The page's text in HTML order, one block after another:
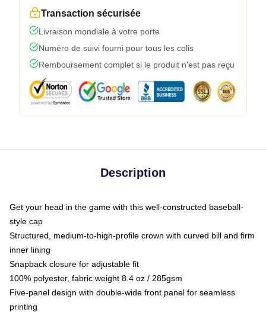
Transaction sécurisée
Livraison mondiale à votre porte
Numéro de suivi fourni pour tous les colis
Remboursement complet si le produit n'est pas reçu
Description
Get your head in the game with this well-constructed baseball-
style cap
Structured, medium-to-high-profile crown with curved bill and firm
inner lining
Snapback closure for adjustable fit
100% polyester, fabric weight 8.4 oz / 285gsm
Five-panel design with double-wide front panel for seamless
printing